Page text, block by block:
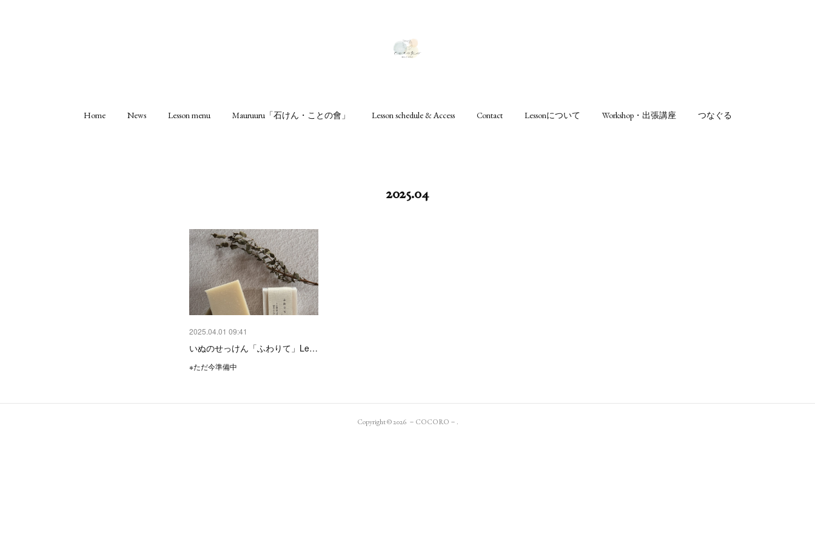
Home News Lesson menu Mauruuru「石けん・ことの會」 Lesson schedule & Access Contact Lessonについて Workshop・出張講座 つなぐる
2025.04
2025.04.01 09:41
いぬのせっけん「ふわりて」Le…
※ただ今準備中
Copyright ©2026 －COCORO－ .